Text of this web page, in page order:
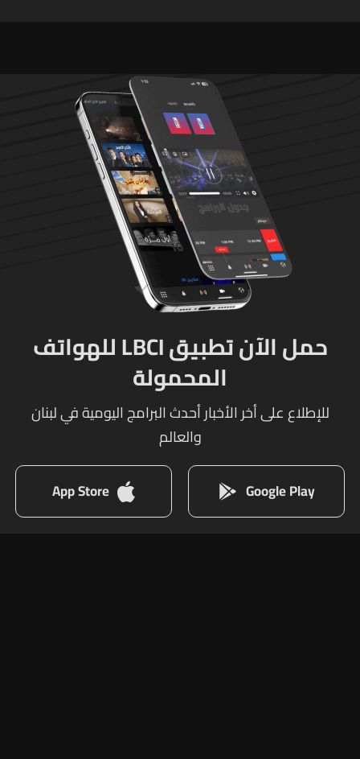
حمل الآن تطبيق LBCI للهواتف
المحمولة
للإطلاع على أخر الأخبار أحدث البرامج اليومية في لبنان
والعالم
Google Play
App Store